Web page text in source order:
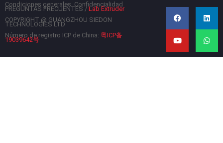
Condiciones generales Confidencialidad
PREGUNTAS FRECUENTES /Lab Extruder
COPYRIGHT @ GUANGZHOU SIEDON
TECHNOLOGIES LTD
Número de registro ICP de China: 粤ICP备
19039642号
F
a
c
e
o
o
k
L
n
k
d
i
n
Y
o
u
t
b
e
W
a
t
a
p
p